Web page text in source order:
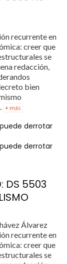
recurrente en
creer que
se
redacción,
bien
+ más
derrotar
derrotar
DS 5503
Álvarez
recurrente en
creer que
se